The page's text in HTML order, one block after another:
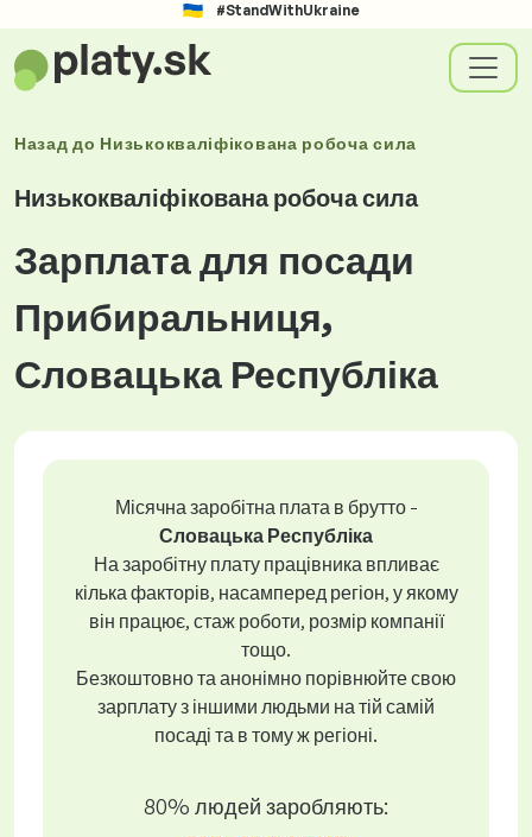
#StandWithUkraine
Назад до Низькокваліфікована робоча сила
Низькокваліфікована робоча сила
Зарплата для посади
Прибиральниця,
Словацька Республіка
Місячна заробітна плата в брутто -
Словацька Республіка
На заробітну плату працівника впливає
кілька факторів, насамперед регіон, у якому
він працює, стаж роботи, розмір компанії
тощо.
Безкоштовно та анонімно порівнюйте свою
зарплату з іншими людьми на тій самій
посаді та в тому ж регіоні.
80% людей заробляють: